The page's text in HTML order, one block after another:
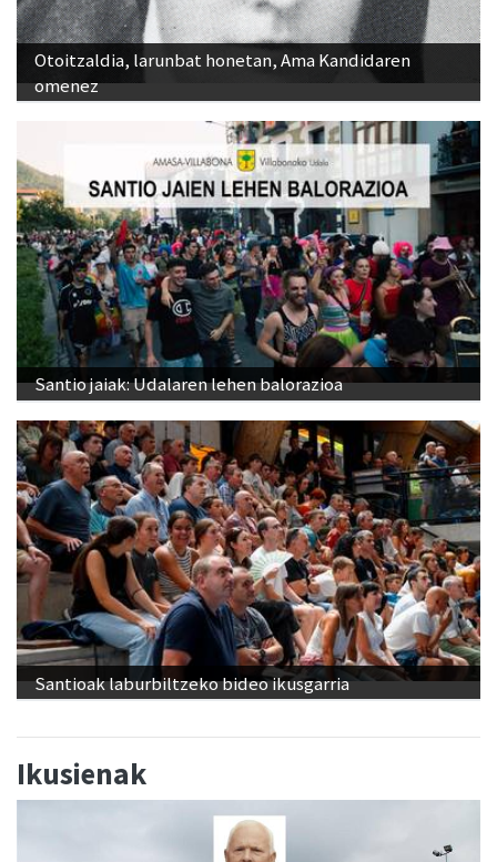
Otoitzaldia, larunbat honetan, Ama Kandidaren
omenez
Santio jaiak: Udalaren lehen balorazioa
Santioak laburbiltzeko bideo ikusgarria
Ikusienak